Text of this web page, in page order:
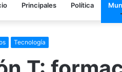
Principales Política
Tecnología